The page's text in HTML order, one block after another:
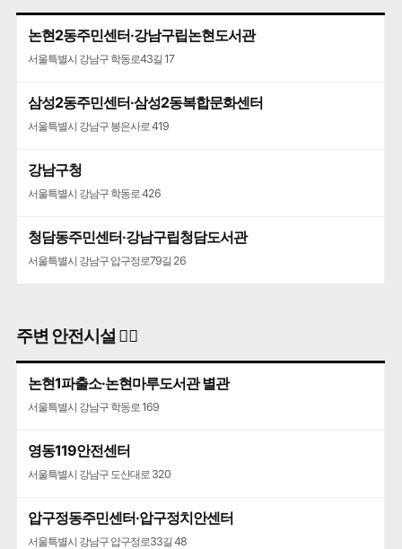
논현2동주민센터·강남구립논현도서관
서울특별시 강남구 학동로43길 17
삼성2동주민센터·삼성2동복합문화센터
서울특별시 강남구 봉은사로 419
강남구청
서울특별시 강남구 학동로 426
청담동주민센터·강남구립청담도서관
서울특별시 강남구 압구정로79길 26
주변 안전시설 👮‍♀️
논현1파출소·논현마루도서관 별관
서울특별시 강남구 학동로 169
영동119안전센터
서울특별시 강남구 도산대로 320
압구정동주민센터·압구정치안센터
서울특별시 강남구 압구정로33길 48